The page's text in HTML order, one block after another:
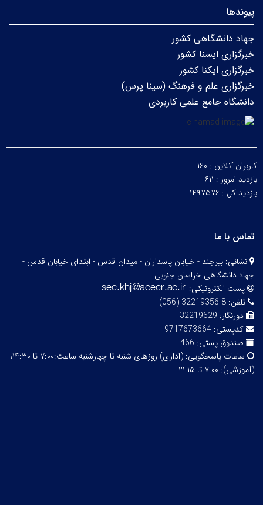
پیوندها
جهاد دانشگاهی کشور
خبرگزاری ایسنا کشور
خبرگزاری ایکنا کشور
خبرگزاری علم و فرهنگ (سینا پرس)
دانشگاه جامع علمی کاربردی
کاربران آنلاین : ۱۶۰
بازدید امروز : ۶۱۱
بازدید کل : ۱۴۹۷۵۷۶
تماس با ما
نشانی: بیرجند - خیابان پاسداران - میدان قدس - ابتدای خیابان قدس -
جهاد دانشگاهی خراسان جنوبی
پست الکترونیکی:
تلفن: 8-32219356 (056)
دورنگار: 32219629
کدپستی: 9717673664
صندوق پستی: 466
ساعات پاسخگویی:
(اداری) روزهای شنبه تا چهارشنبه ساعت:۷:۰۰ تا ۱۴:۳۰،
(آموزشی): ۷:۰۰ تا ۲۱:۱۵